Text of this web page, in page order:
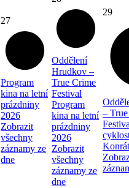
27
Program
kina na letní
prázdniny
2026
Zobrazit
všechny
záznamy ze
dne
Oddělení
Hrudkov –
True Crime
Festival
Program
kina na letní
prázdniny
2026
Zobrazit
všechny
záznamy ze
dne
29
–